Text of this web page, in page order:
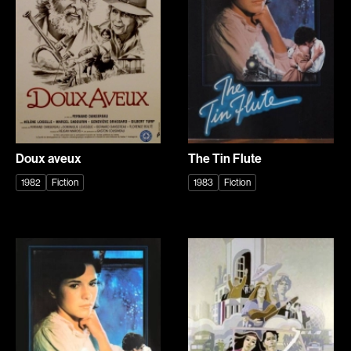
Denis Mathieu
Deraspe Sophie
Deruas Peano Caroline
Desai Gopi
Desgagné Brian
Desgagnés Yves
Desjardins Dominic
Desjardins Paquette Joëlle
Desmares Christian
DesRochers Alain
Desrosiers Claude
Devaivre Jean
Devereaux Maurice
Devers Claire
Devlin Bernard
Dion Yves
Ditchburn Robert
Doe Stéphane
Doepner Martin
Dolan Xavier
Donovan Jim
Dorff Matt
Dorfmann Jacques
Dormael Jaco van
Dorsey Joshua
Dorsey Nicole
Doux aveux
1982 Fiction
The Tin Flute
1983 Fiction